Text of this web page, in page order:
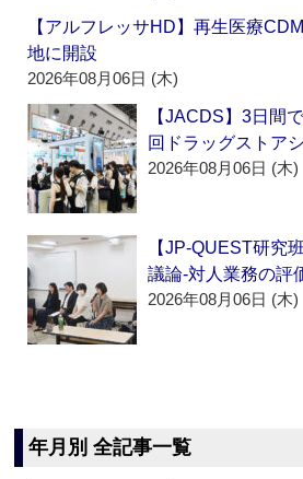
【アルフレッサHD】再生医療
地に開設
2026年08月06日 (木)
【JACDS】3日間
回ドラッグストア
2026年08月06日 (木)
【JP-QUEST研究
議論‐対人業務の評
2026年08月06日 (木)
年月別 全記事一覧